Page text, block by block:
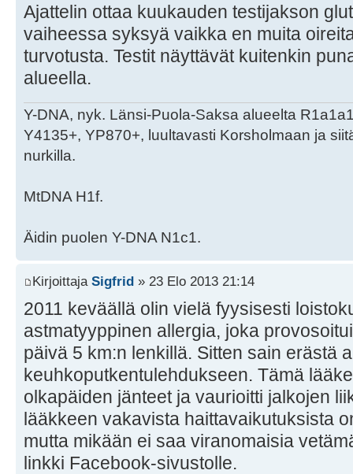
Ajattelin ottaa kuukauden testijakson
vaiheessa syksyä vaikka en muita
turvotusta. Testit näyttävät kuitenkin
alueella.
Y-DNA, nyk. Länsi-Puola-Saksa alueelta
Y4135+, YP870+, luultavasti Korsholmaan ja
nurkilla.
MtDNA H1f.
Äidin puolen Y-DNA N1c1.
Kirjoittaja Sigfrid » 23 Elo 2013 21:14
2011 keväällä olin vielä fyysisesti
astmatyyppinen allergia, joka
päivä 5 km:n lenkillä. Sitten sain erästä
keuhkoputkentulehdukseen. Tämä
olkapäiden jänteet ja vaurioitti jalkojen
lääkkeen vakavista haittavaikutuksista
mutta mikään ei saa viranomaisia
linkki Facebook-sivustolle.